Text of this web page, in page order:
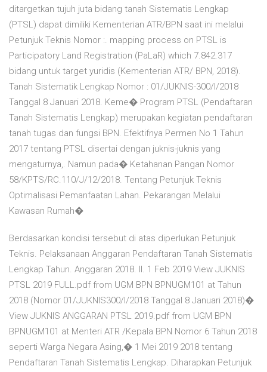
ditargetkan tujuh juta bidang tanah Sistematis Lengkap
(PTSL) dapat dimiliki Kementerian ATR/BPN saat ini melalui
Petunjuk Teknis Nomor :. mapping process on PTSL is
Participatory Land Registration (PaLaR) which 7.842.317
bidang untuk target yuridis (Kementerian ATR/ BPN, 2018).
Tanah Sistematik Lengkap Nomor : 01/JUKNIS-300/I/2018
Tanggal 8 Januari 2018. Keme� Program PTSL (Pendaftaran
Tanah Sistematis Lengkap) merupakan kegiatan pendaftaran
tanah tugas dan fungsi BPN. Efektifnya Permen No 1 Tahun
2017 tentang PTSL disertai dengan juknis-juknis yang
mengaturnya,. Namun pada� Ketahanan Pangan Nomor
58/KPTS/RC.110/J/12/2018. Tentang Petunjuk Teknis
Optimalisasi Pemanfaatan Lahan. Pekarangan Melalui
Kawasan Rumah�
Berdasarkan kondisi tersebut di atas diperlukan Petunjuk
Teknis. Pelaksanaan Anggaran Pendaftaran Tanah Sistematis
Lengkap Tahun. Anggaran 2018. II. 1 Feb 2019 View JUKNIS
PTSL 2019 FULL.pdf from UGM BPN BPNUGM101 at Tahun
2018 (Nomor 01/JUKNIS300/I/2018 Tanggal 8 Januari 2018)�
View JUKNIS ANGGARAN PTSL 2019.pdf from UGM BPN
BPNUGM101 at Menteri ATR /Kepala BPN Nomor 6 Tahun 2018
seperti Warga Negara Asing,� 1 Mei 2019 2018 tentang
Pendaftaran Tanah Sistematis Lengkap. Diharapkan Petunjuk